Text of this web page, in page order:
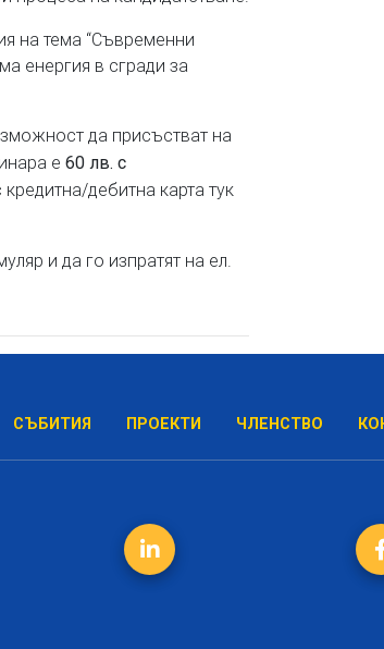
на тема “Съвременни
енергия в сгради за
да присъстват на
е 60 лв. с
дебитна карта тук
и да го изпратят на ел.
СЪБИТИЯ ПРОЕКТИ ЧЛЕНСТВО